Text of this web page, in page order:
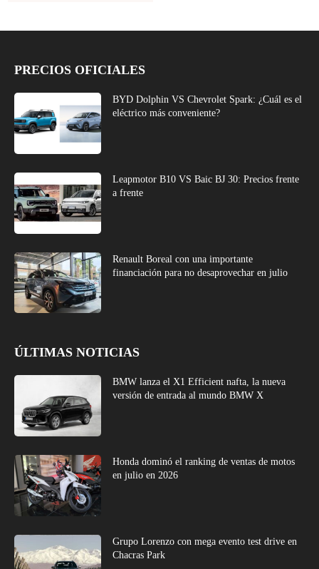
PRECIOS OFICIALES
BYD Dolphin VS Chevrolet Spark: ¿Cuál es el
eléctrico más conveniente?
Leapmotor B10 VS Baic BJ 30: Precios frente
a frente
Renault Boreal con una importante
financiación para no desaprovechar en julio
ÚLTIMAS NOTICIAS
BMW lanza el X1 Efficient nafta, la nueva
versión de entrada al mundo BMW X
Honda dominó el ranking de ventas de motos
en julio en 2026
Grupo Lorenzo con mega evento test drive en
Chacras Park